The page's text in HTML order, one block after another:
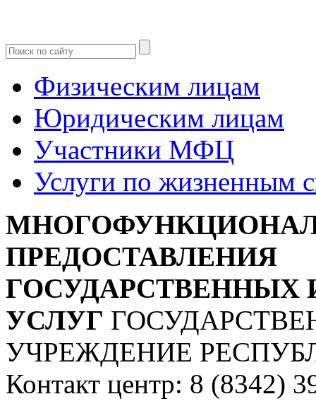
Физическим лицам
Юридическим лицам
Участники МФЦ
Услуги по жизненным
ПРЕДОСТАВЛЕНИЯ
УСЛУГ
УЧРЕЖДЕНИЕ
Контакт центр: 8 (8342)